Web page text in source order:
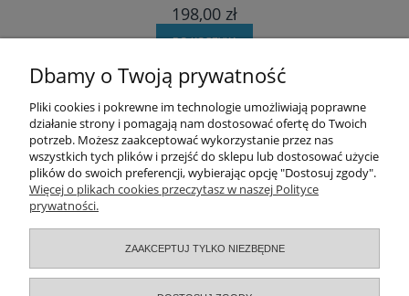
198,00 zł
DO KOSZYKA
Moje konto
Zamówienia
Informacje
O nas
Dbamy o Twoją prywatność
Pliki cookies i pokrewne im technologie umożliwiają poprawne
działanie strony i pomagają nam dostosować ofertę do Twoich
potrzeb. Możesz zaakceptować wykorzystanie przez nas
wszystkich tych plików i przejść do sklepu lub dostosować użycie
plików do swoich preferencji, wybierając opcję "Dostosuj zgody".
Więcej o plikach cookies przeczytasz w naszej Polityce
prywatności.
ZAAKCEPTUJ TYLKO NIEZBĘDNE